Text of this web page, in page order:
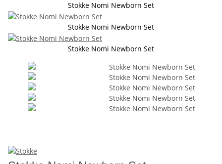
Stokke Nomi Newborn Set
Stokke Nomi Newborn Set
Stokke Nomi Newborn Set